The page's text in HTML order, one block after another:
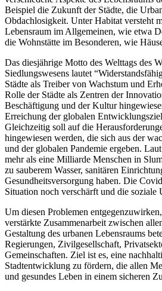
Beispiel die Zukunft der Städte, die
Obdachlosigkeit. Unter Habitat versteht
Lebensraum im Allgemeinen, wie etwa
die Wohnstätte im Besonderen, wie
Das diesjährige Motto des Welttags des
Siedlungswesens lautet
Städte als Treiber von Wachstum und
Rolle der Städte als Zentren der
Beschäftigung und der Kultur
Erreichung der globalen
Gleichzeitig soll auf die
hingewiesen werden, die sich aus der
und der globalen Pandemie ergeben.
mehr als eine Milliarde Menschen in
zu sauberem Wasser, sanitären
Gesundheitsversorgung haben. Die
Situation noch verschärft und die soziale
Um diesen Problemen
verstärkte Zusammenarbeit zwischen
Gestaltung des urbanen Lebensraums
Regierungen, Zivilgesellschaft,
Gemeinschaften. Ziel ist es, eine
Stadtentwicklung zu fördern, die allen
und gesundes Leben in einem sicheren